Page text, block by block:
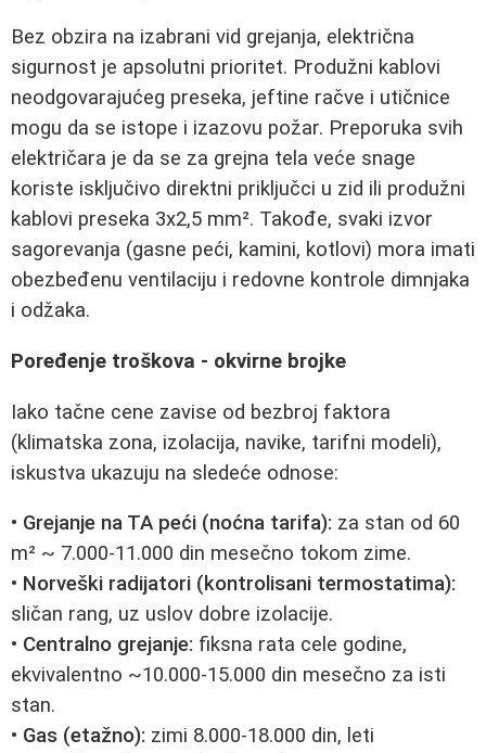
Bez obzira na izabrani vid grejanja, električna
sigurnost je apsolutni prioritet. Produžni kablovi
neodgovarajućeg preseka, jeftine račve i utičnice
mogu da se istope i izazovu požar. Preporuka svih
električara je da se za grejna tela veće snage
koriste isključivo direktni priključci u zid ili produžni
kablovi preseka 3x2,5 mm². Takođe, svaki izvor
sagorevanja (gasne peći, kamini, kotlovi) mora imati
obezbeđenu ventilaciju i redovne kontrole dimnjaka
i odžaka.
Poređenje troškova - okvirne brojke
Iako tačne cene zavise od bezbroj faktora
(klimatska zona, izolacija, navike, tarifni modeli),
iskustva ukazuju na sledeće odnose:
• Grejanje na TA peći (noćna tarifa): za stan od 60
m² ~ 7.000-11.000 din mesečno tokom zime.
• Norveški radijatori (kontrolisani termostatima):
sličan rang, uz uslov dobre izolacije.
• Centralno grejanje: fiksna rata cele godine,
ekvivalentno ~10.000-15.000 din mesečno za isti
stan.
• Gas (etažno): zimi 8.000-18.000 din, leti